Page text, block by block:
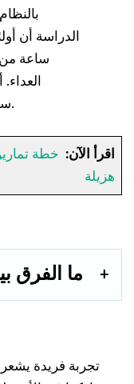
الدراسة أن
ساعة من
ساعات من الجري لم يتلقوا نفس التجربة.
اقرأ الآن: خطة
هزيلة
1. ما الفرق